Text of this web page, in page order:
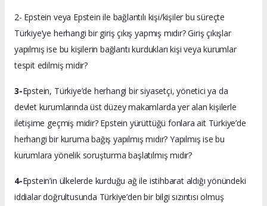
2- Epstein veya Epstein ile bağlantılı kişi/kişiler bu süreçte
Türkiye’ye herhangi bir giriş çıkış yapmış mıdır? Giriş çıkışlar
yapılmış ise bu kişilerin bağlantı kurdukları kişi veya kurumlar
tespit edilmiş midir?
3-Epstein, Türkiye’de herhangi bir siyasetçi, yönetici ya da
devlet kurumlarında üst düzey makamlarda yer alan kişilerle
iletişime geçmiş midir? Epstein yürüttüğü fonlara ait Türkiye’de
herhangi bir kuruma bağış yapılmış mıdır? Yapılmış ise bu
kurumlara yönelik soruşturma başlatılmış mıdır?
4-Epstein’in ülkelerde kurduğu ağ ile istihbarat aldığı yönündeki
iddialar doğrultusunda Türkiye’den bir bilgi sızıntısı olmuş